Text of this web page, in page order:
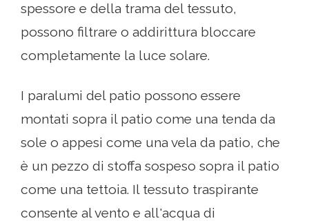
spessore e della trama del tessuto,
possono filtrare o addirittura bloccare
completamente la luce solare.
I paralumi del patio possono essere
montati sopra il patio come una tenda da
sole o appesi come una vela da patio, che
è un pezzo di stoffa sospeso sopra il patio
come una tettoia. Il tessuto traspirante
consente al vento e all'acqua di